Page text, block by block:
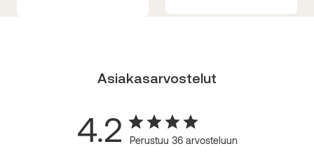
Asiakasarvostelut
4.2 Perustuu 36 arvosteluun